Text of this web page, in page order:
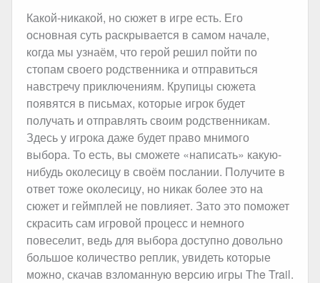
Какой-никакой, но сюжет в игре есть. Его
основная суть раскрывается в самом начале,
когда мы узнаём, что герой решил пойти по
стопам своего родственника и отправиться
навстречу приключениям. Крупицы сюжета
появятся в письмах, которые игрок будет
получать и отправлять своим родственникам.
Здесь у игрока даже будет право мнимого
выбора. То есть, вы сможете «написать» какую-
нибудь околесицу в своём послании. Получите в
ответ тоже околесицу, но никак более это на
сюжет и геймплей не повлияет. Зато это поможет
скрасить сам игровой процесс и немного
повеселит, ведь для выбора доступно довольно
большое количество реплик, увидеть которые
можно, скачав взломанную версию игры The Trail.